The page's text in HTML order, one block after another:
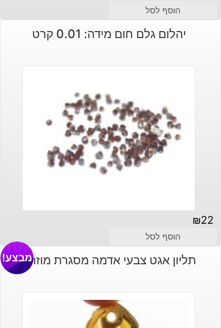
הוסף לסל
יהלום גלם חום מידה: 0.01 קרט
₪22
הוסף לסל
תליון אגט צבעי אדמה מסגרת מוזהבמבצע!